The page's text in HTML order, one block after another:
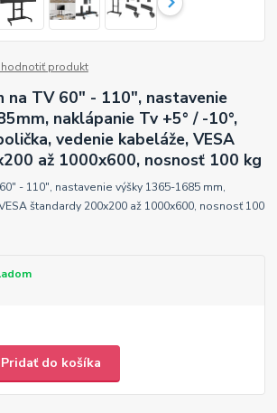
produkt
na TV 60" - 110", nastavenie
naklápanie Tv +5° / -10°,
vedenie kabeláže, VESA
až 1000x600, nosnosť 100 kg
- 110", nastavenie výšky 1365-1685 mm,
štandardy 200x200 až 1000x600, nosnosť 100
Pridať do košíka